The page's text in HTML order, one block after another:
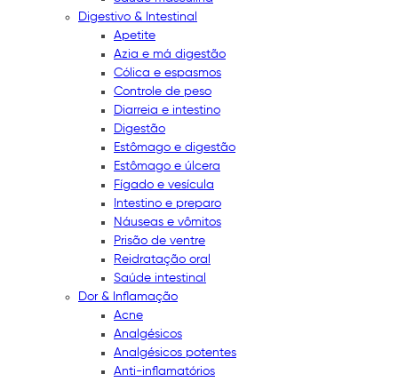
Digestivo & Intestinal
Apetite
Azia e má digestão
Cólica e espasmos
Controle de peso
Diarreia e intestino
Digestão
Estômago e digestão
Estômago e úlcera
Fígado e vesícula
Intestino e preparo
Náuseas e vômitos
Prisão de ventre
Reidratação oral
Saúde intestinal
Dor & Inflamação
Acne
Analgésicos
Analgésicos potentes
Anti-inflamatórios